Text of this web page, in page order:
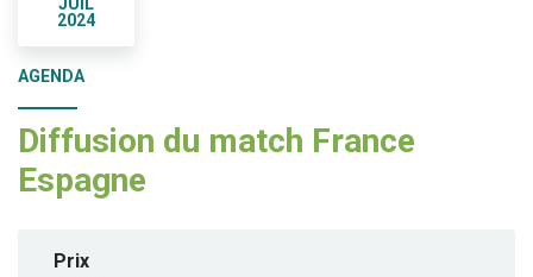
2024
AGENDA
Diffusion du match France
Espagne
Prix